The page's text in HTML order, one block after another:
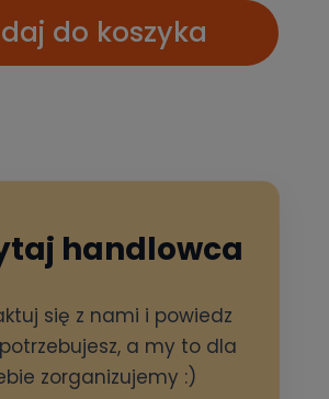
do koszyka
handlowca
się z nami i powiedz
a my to dla
zorganizujemy :)